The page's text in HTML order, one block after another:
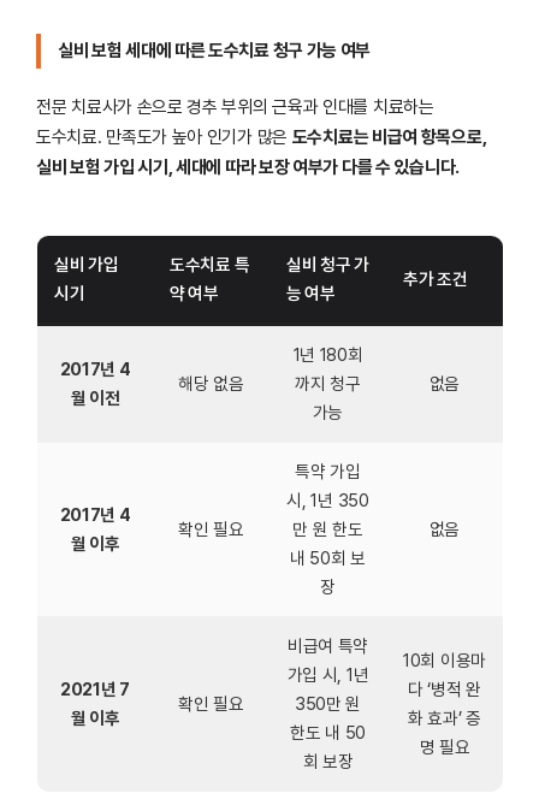
실비 보험 세대에 따른 도수치료 청구 가능 여부
전문 치료사가 손으로 경추 부위의 근육과 인대를 치료하는
도수치료. 만족도가 높아 인기가 많은 도수치료는 비급여 항목으로,
실비 보험 가입 시기, 세대에 따라 보장 여부가 다를 수 있습니다.
실비 가입
시기
도수치료 특
약 여부
실비 청구 가
능 여부
추가 조건
2017년 4
월 이전
해당 없음
1년 180회
까지 청구
가능
없음
2017년 4
월 이후
확인 필요
특약 가입
시, 1년 350
만 원 한도
내 50회 보
장
없음
2021년 7
월 이후
확인 필요
비급여 특약
가입 시, 1년
350만 원
한도 내 50
회 보장
10회 이용마
다 ‘병적 완
화 효과’ 증
명 필요